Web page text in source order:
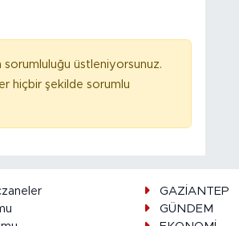
üstleniyorsunuz.
hiçbir şekilde sorumlu
GAZİANTEP
GÜNDEM